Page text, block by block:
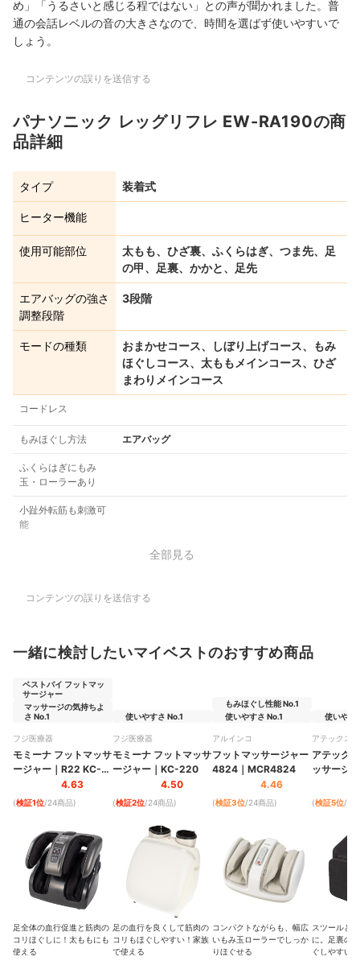
め」「うるさいと感じる程ではない」との声が聞かれました。普
通の会話レベルの音の大きさなので、時間を選ばず使いやすいで
しょう。
コンテンツの誤りを送信する
パナソニック レッグリフレ EW-RA190の商
品詳細
タイプ 装着式
ヒーター機能
使用可能部位
太もも、ひざ裏、ふくらはぎ、つま先、足
の甲、足裏、かかと、足先
エアバッグの強さ
調整段階
3段階
モードの種類
おまかせコース、しぼり上げコース、もみ
ほぐしコース、太ももメインコース、ひざ
まわりメインコース
コードレス
もみほぐし方法 エアバッグ
ふくらはぎにもみ
玉・ローラーあり
小趾外転筋も刺激可
能
全部見る
コンテンツの誤りを送信する
一緒に検討したいマイベストのおすすめ商品
ベストバイ フットマッ
サージャー
マッサージの気持ちよ
さ No.1
フジ医療器
モミーナ フットマッサ
ージャー ｜ R22 KC-
4.63
(検証1位/24商品)
足全体の血行促進と筋肉の
コリほぐしに！太ももにも
使える
使いやすさ No.1
フジ医療器
モミーナ フットマッサ
ージャー ｜ KC-220
4.50
(検証2位/24商品)
足の血行を良くして筋肉の
コリもほぐしやすい！家族
で使える
もみほぐし性能 No.1
使いやすさ No.1
アルインコ
フットマッサージャー
4824 ｜ MCR4824
4.46
(検証3位/24商品)
コンパクトながらも、幅広
いもみ玉ローラーでしっか
りほぐせる
使いやす
アテックス
アテック
ッサージ
(検証5位/24
スツールと
に。足裏の
ぐしやすい